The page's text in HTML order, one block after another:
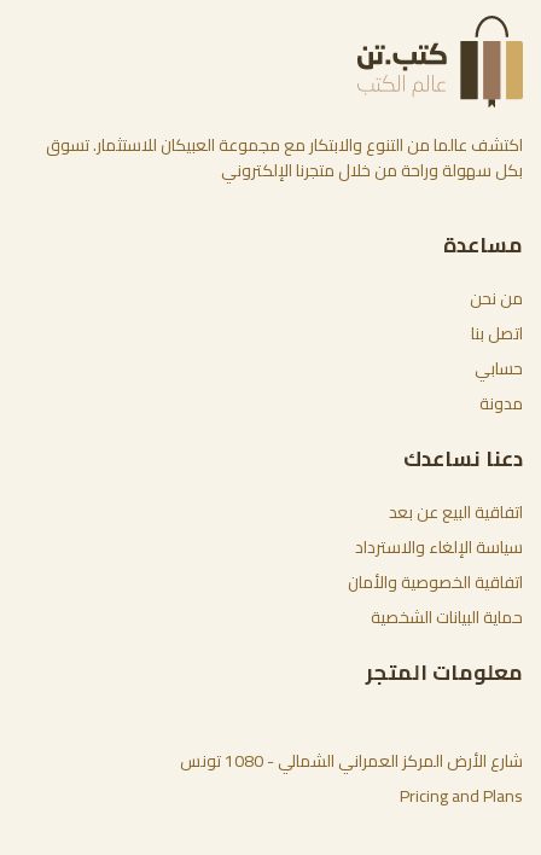
اكتشف عالما من التنوع والابتكار مع مجموعة العبيكان للاستثمار. تسوق
بكل سهولة وراحة من خلال متجرنا الإلكتروني
مساعدة
من نحن
اتصل بنا
حسابي
مدونة
دعنا نساعدك
اتفاقية البيع عن بعد
سياسة الإلغاء والاسترداد
اتفاقية الخصوصية والأمان
حماية البيانات الشخصية
معلومات المتجر
شارع الأرض المركز العمراني الشمالي - 1080 تونس
Pricing and Plans